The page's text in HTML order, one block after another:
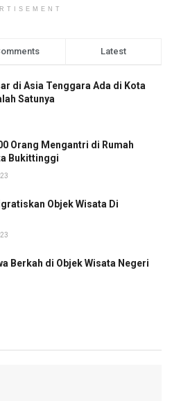
Latest
di Asia Tenggara Ada di Kota
Satunya
Orang Mengantri di Rumah
Bukittinggi
Objek Wisata Di
Berkah di Objek Wisata Negeri